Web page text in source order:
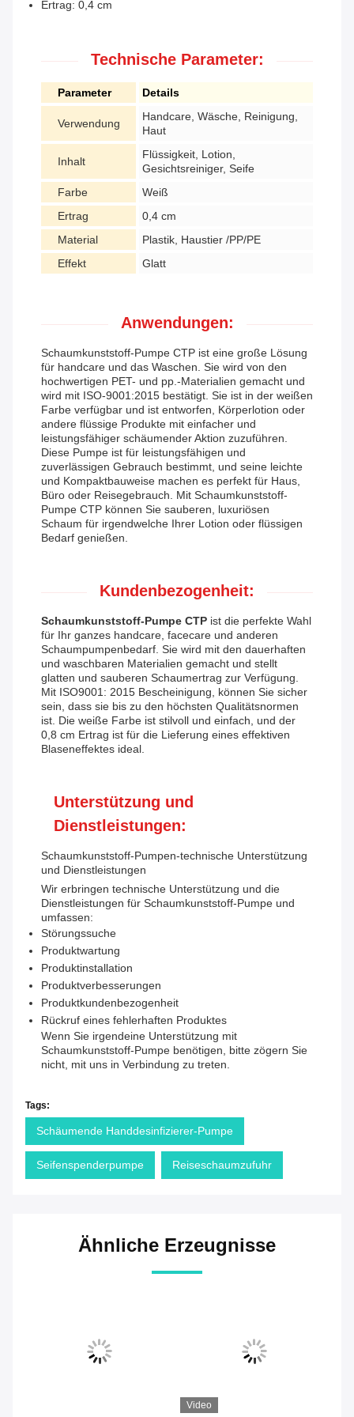
Ertrag: 0,4 cm
Technische Parameter:
Parameter Details
Verwendung
Handcare, Wäsche, Reinigung,
Haut
Inhalt
Flüssigkeit, Lotion,
Gesichtsreiniger, Seife
Farbe
Weiß
Ertrag
0,4 cm
Material
Plastik, Haustier /PP/PE
Effekt
Glatt
Anwendungen:
Schaumkunststoff-Pumpe CTP ist eine große Lösung
für handcare und das Waschen. Sie wird von den
hochwertigen PET- und pp.-Materialien gemacht und
wird mit ISO-9001:2015 bestätigt. Sie ist in der weißen
Farbe verfügbar und ist entworfen, Körperlotion oder
andere flüssige Produkte mit einfacher und
leistungsfähiger schäumender Aktion zuzuführen.
Diese Pumpe ist für leistungsfähigen und
zuverlässigen Gebrauch bestimmt, und seine leichte
und Kompaktbauweise machen es perfekt für Haus,
Büro oder Reisegebrauch. Mit Schaumkunststoff-
Pumpe CTP können Sie sauberen, luxuriösen
Schaum für irgendwelche Ihrer Lotion oder flüssigen
Bedarf genießen.
Kundenbezogenheit:
Schaumkunststoff-Pumpe CTP ist die perfekte Wahl
für Ihr ganzes handcare, facecare und anderen
Schaumpumpenbedarf. Sie wird mit den dauerhaften
und waschbaren Materialien gemacht und stellt
glatten und sauberen Schaumertrag zur Verfügung.
Mit ISO9001: 2015 Bescheinigung, können Sie sicher
sein, dass sie bis zu den höchsten Qualitätsnormen
ist. Die weiße Farbe ist stilvoll und einfach, und der
0,8 cm Ertrag ist für die Lieferung eines effektiven
Blaseneffektes ideal.
Unterstützung und
Dienstleistungen:
Schaumkunststoff-Pumpen-technische Unterstützung
und Dienstleistungen
Wir erbringen technische Unterstützung und die
Dienstleistungen für Schaumkunststoff-Pumpe und
umfassen:
Störungssuche
Produktwartung
Produktinstallation
Produktverbesserungen
Produktkundenbezogenheit
Rückruf eines fehlerhaften Produktes
Wenn Sie irgendeine Unterstützung mit
Schaumkunststoff-Pumpe benötigen, bitte zögern Sie
nicht, mit uns in Verbindung zu treten.
Tags:
Schäumende Handdesinfizierer-Pumpe
Seifenspenderpumpe Reiseschaumzufuhr
Ähnliche Erzeugnisse
Video